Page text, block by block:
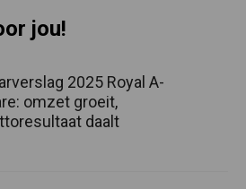
jou!
2025 Royal A-
omzet groeit,
daalt